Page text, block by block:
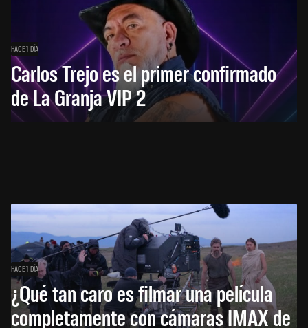
HACE 1 DÍA
Carlos Trejo es el primer confirmado
de La Granja VIP 2
HACE 1 DÍA
¿Qué tan caro es filmar una película
completamente con cámaras IMAX de